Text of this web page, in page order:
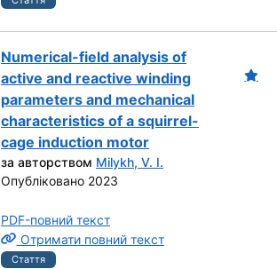
Numerical-field analysis of
active and reactive winding
parameters and mechanical
characteristics of a squirrel-
cage induction motor
за авторством Milykh, V. I.
Опубліковано 2023
PDF-повний текст
Отримати повний текст
Стаття